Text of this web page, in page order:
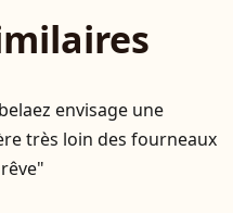
envisage une
très loin des fourneaux